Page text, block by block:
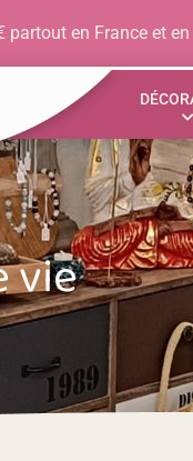
en France et en
vie